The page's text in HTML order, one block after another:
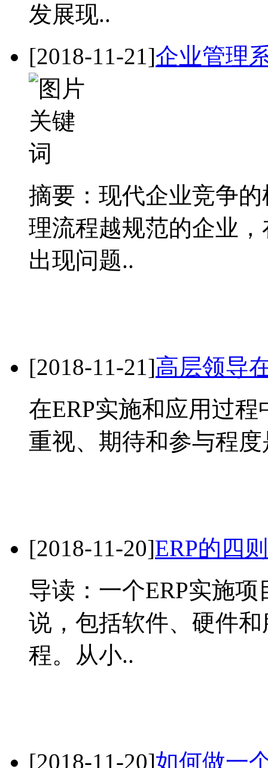
发展现..
[2018-11-21]企业管理
摘要：现代企业竞争
理流程越规范的企业
出现问题..
[2018-11-21]高层领导
在ERP实施和应用过
重视、期待和参与程
[2018-11-20]ERP的四
导读：一个ERP实施
说，包括软件、硬件
程。从小..
[2018-11-20]如何做一